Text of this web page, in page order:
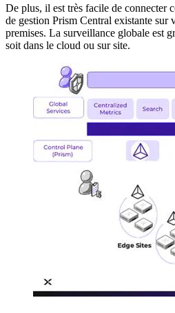
De plus, il est très facile de connecter
de gestion Prism Central existante
premises. La surveillance globale est
soit dans le cloud ou sur site.